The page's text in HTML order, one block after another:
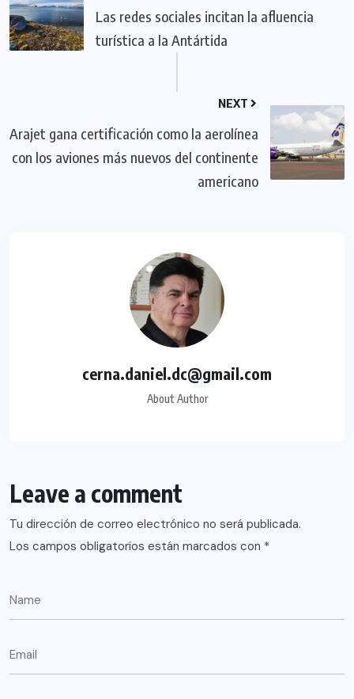
Las redes sociales incitan la afluencia
turística a la Antártida
NEXT
Arajet gana certificación como la aerolínea
con los aviones más nuevos del continente
americano
cerna.daniel.dc@gmail.com
About Author
Leave a comment
Tu dirección de correo electrónico no será publicada.
Los campos obligatorios están marcados con *